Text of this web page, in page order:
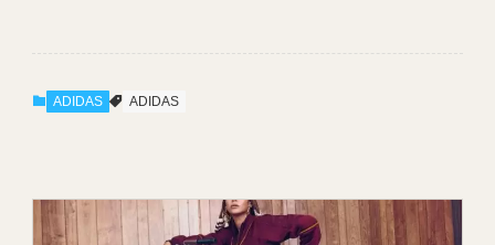
ADIDAS ADIDAS